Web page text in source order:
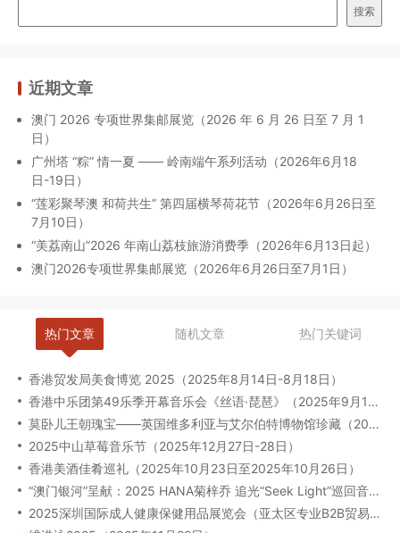
搜索
近期文章
澳门 2026 专项世界集邮展览（2026 年 6 月 26 日至 7 月 1
日）
广州塔 “粽” 情一夏 —— 岭南端午系列活动（2026年6月18
日-19日）
“莲彩聚琴澳 和荷共生” 第四届横琴荷花节（2026年6月26日至
7月10日）
“美荔南山”2026 年南山荔枝旅游消费季（2026年6月13日起）
澳门2026专项世界集邮展览（2026年6月26日至7月1日）
热门文章 随机文章 热门关键词
香港贸发局美食博览 2025（2025年8月14日-8月18日）
香港中乐团第49乐季开幕音乐会《丝语·琵琶》（2025年9月12日至13日）
莫卧儿王朝瑰宝——英国维多利亚与艾尔伯特博物馆珍藏（2025年8月6日-2026年2月23日）
2025中山草莓音乐节（2025年12月27日-28日）
香港美酒佳肴巡礼（2025年10月23日至2025年10月26日）
“澳门银河”呈献：2025 HANA菊梓乔 追光“Seek Light”巡回音乐会-澳门限定场（2025年9月27日）
2025深圳国际成人健康保健用品展览会（亚太区专业B2B贸易展）（2025年09月17-19日）